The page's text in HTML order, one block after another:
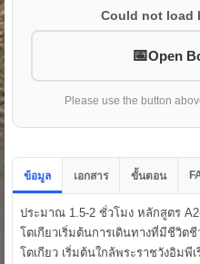
Could not load
Open
Please use the button
ข้อมูล เอกสาร ขั้นตอน
ประมาณ 1.5-2 ชั่วโมง หลักสูตร
โตเกียวเริ่มต้นการเดินทางที่มีชีวิ
โตเกียว เริ่มต้นใกล้พระราชวังอิม